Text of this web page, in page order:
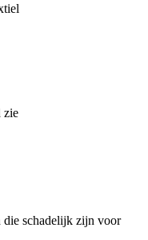
zie
die schadelijk zijn voor